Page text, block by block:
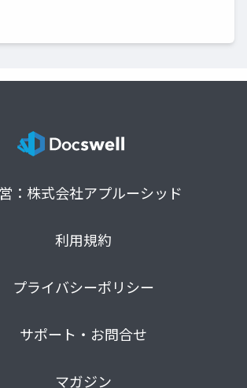
：株式会社アプルーシッド
利用規約
プライバシーポリシー
サポート・お問合せ
マガジン